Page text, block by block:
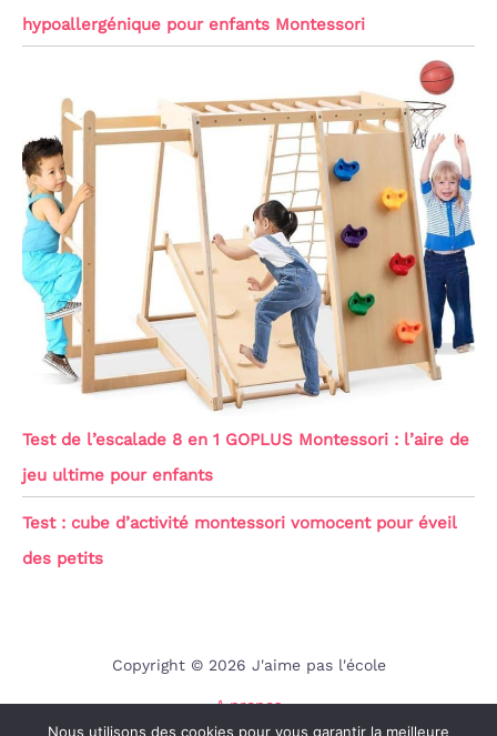
hypoallergénique pour enfants Montessori
Test de l’escalade 8 en 1 GOPLUS Montessori : l’aire de
jeu ultime pour enfants
Test : cube d’activité montessori vomocent pour éveil
des petits
Copyright © 2026 J'aime pas l'école
A propos
Nous utilisons des cookies pour vous garantir la meilleure